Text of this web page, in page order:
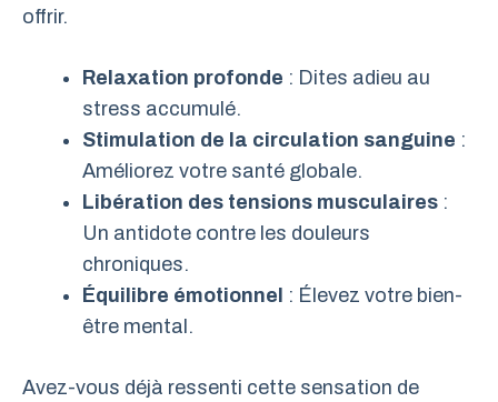
offrir.
Relaxation profonde : Dites adieu au
stress accumulé.
Stimulation de la circulation sanguine :
Améliorez votre santé globale.
Libération des tensions musculaires :
Un antidote contre les douleurs
chroniques.
Équilibre émotionnel : Élevez votre bien-
être mental.
Avez-vous déjà ressenti cette sensation de